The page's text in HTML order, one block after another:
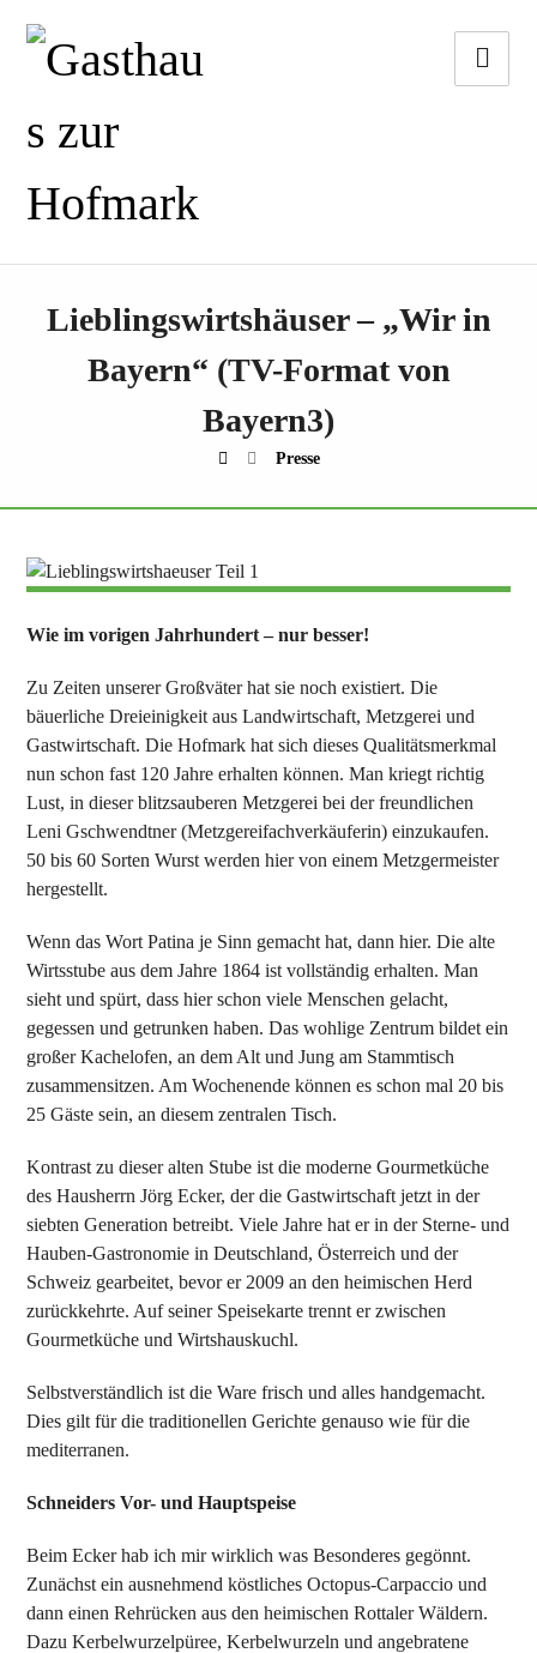
Lieblingswirtshäuser – „Wir in
Bayern“ (TV-Format von
Bayern3)
Presse
Wie im vorigen Jahrhundert – nur besser!
Zu Zeiten unserer Großväter hat sie noch existiert. Die
bäuerliche Dreieinigkeit aus Landwirtschaft, Metzgerei und
Gastwirtschaft. Die Hofmark hat sich dieses Qualitätsmerkmal
nun schon fast 120 Jahre erhalten können. Man kriegt richtig
Lust, in dieser blitzsauberen Metzgerei bei der freundlichen
Leni Gschwendtner (Metzgereifachverkäuferin) einzukaufen.
50 bis 60 Sorten Wurst werden hier von einem Metzgermeister
hergestellt.
Wenn das Wort Patina je Sinn gemacht hat, dann hier. Die alte
Wirtsstube aus dem Jahre 1864 ist vollständig erhalten. Man
sieht und spürt, dass hier schon viele Menschen gelacht,
gegessen und getrunken haben. Das wohlige Zentrum bildet ein
großer Kachelofen, an dem Alt und Jung am Stammtisch
zusammensitzen. Am Wochenende können es schon mal 20 bis
25 Gäste sein, an diesem zentralen Tisch.
Kontrast zu dieser alten Stube ist die moderne Gourmetküche
des Hausherrn Jörg Ecker, der die Gastwirtschaft jetzt in der
siebten Generation betreibt. Viele Jahre hat er in der Sterne- und
Hauben-Gastronomie in Deutschland, Österreich und der
Schweiz gearbeitet, bevor er 2009 an den heimischen Herd
zurückkehrte. Auf seiner Speisekarte trennt er zwischen
Gourmetküche und Wirtshauskuchl.
Selbstverständlich ist die Ware frisch und alles handgemacht.
Dies gilt für die traditionellen Gerichte genauso wie für die
mediterranen.
Schneiders Vor- und Hauptspeise
Beim Ecker hab ich mir wirklich was Besonderes gegönnt.
Zunächst ein ausnehmend köstliches Octopus-Carpaccio und
dann einen Rehrücken aus den heimischen Rottaler Wäldern.
Dazu Kerbelwurzelpüree, Kerbelwurzeln und angebratene